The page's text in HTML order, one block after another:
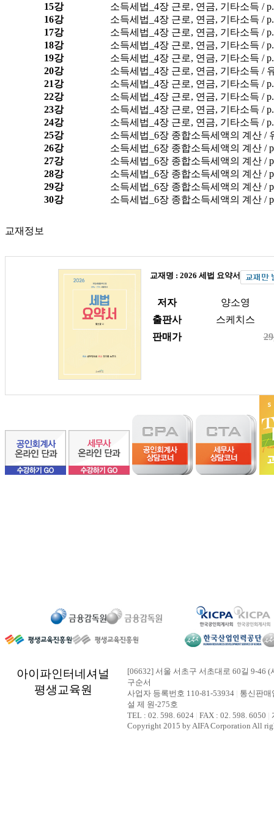
15강
소득세법_4장 근로, 연금, 기타소득 /
16강
소득세법_4장 근로, 연금, 기타소득 /
17강
소득세법_4장 근로, 연금, 기타소득 /
18강
소득세법_4장 근로, 연금, 기타소득 /
19강
소득세법_4장 근로, 연금, 기타소득 /
20강
소득세법_4장 근로, 연금, 기타소득 /
21강
소득세법_4장 근로, 연금, 기타소득 /
22강
소득세법_4장 근로, 연금, 기타소득 /
23강
소득세법_4장 근로, 연금, 기타소득 /
24강
소득세법_4장 근로, 연금, 기타소득 /
25강
소득세법_6장 종합소득세액의 계산 /
26강
소득세법_6장 종합소득세액의 계산 /
27강
소득세법_6장 종합소득세액의 계산 /
28강
소득세법_6장 종합소득세액의 계산 /
29강
소득세법_6장 종합소득세액의 계산 /
30강
소득세법_6장 종합소득세액의 계산 /
교재정보
교재명 : 2026 세법 요약서
저자
양소영
출판사
스케치스
판매가
아이파인터네셔널
평생교육원
[06632] 서울 서초구 서초대로 60길 9-46
구순서
사업자 등록번호 110-81-53934
통신판
설 제 원-275호
TEL : 02. 598. 6024 FAX : 02. 598. 6050
Copyright 2015 by AIFA Corporation All